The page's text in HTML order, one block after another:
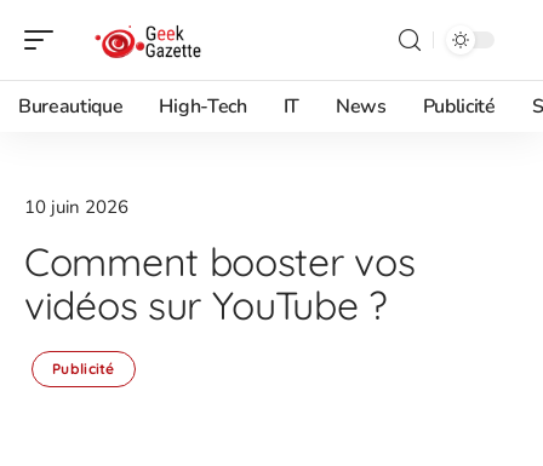
Bureautique High-Tech IT News Publicité
10 juin 2026
Comment booster vos
vidéos sur YouTube ?
Publicité